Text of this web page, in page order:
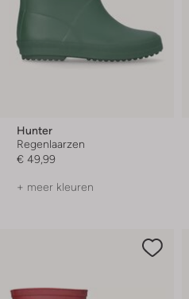
Hunter
Regenlaarzen
€ 49,99
+ meer kleuren